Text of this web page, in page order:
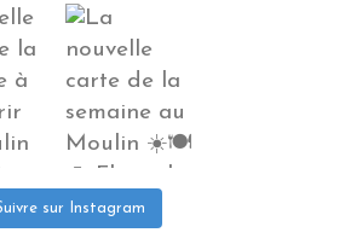
sur Instagram